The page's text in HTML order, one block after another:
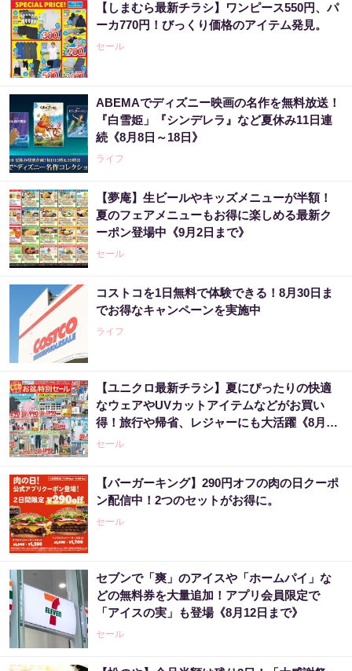
【しまむら最新チラシ】ワンピース550円、パ
ーカ770円！びっくり価格のアイテム発見。
セール
ABEMAでディズニー映画の名作を無料放送！
『白雪姫」『シンデレラ』など夏休み11日連
続《8月8日～18日》
ライフ
【夢庵】生ビールやキッズメニューが半額！
夏のフェアメニューもお得に楽しめる最新ク
ーポン登場中《9月2日まで》
セール
コストコを1日無料で体験できる！8月30日ま
でお得なキャンペーンを実施中
ライフ
【ユニクロ最新チラシ】夏にぴったりの快適
なウェアやUVカットアイテムなどがお買い
得！旅行や帰省、レジャーにも大活躍《8月13
日まで》
セール
【バーガーキング】290円オフの肉の日クーポ
ン配信中！2つのセットがお得に。
セール
セブンで「爽」のアイスや「ホームパイ」な
どの無料券を大量追加！アプリ会員限定で
「アイスの実」も登場《8月12日まで》
セール